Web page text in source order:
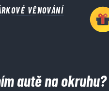
VĚNOVÁNÍ
autě na okruhu?